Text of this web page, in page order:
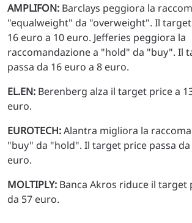
AMPLIFON: Barclays peggiora la
"equalweight" da "overweight". Il
16 euro a 10 euro. Jefferies peggiora la
raccomandazione a "hold" da "buy". Il
passa da 16 euro a 8 euro.
EL.EN: Berenberg alza il target price a
euro.
EUROTECH:Alantra migliora la
"buy" da "hold". Il target price passa da
euro.
MOLTIPLY: Banca Akros riduce il target
da 57 euro.